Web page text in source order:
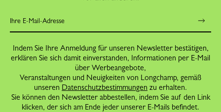
Indem Sie Ihre Anmeldung für unseren Newsletter bestätigen,
erklären Sie sich damit einverstanden, Informationen per E-Mail
über Werbeangebote,
Veranstaltungen und Neuigkeiten von Longchamp, gemäß
unseren Datenschutzbestimmungen zu erhalten.
Sie können den Newsletter abbestellen, indem Sie auf den Link
klicken, der sich am Ende jeder unserer E-Mails befindet.